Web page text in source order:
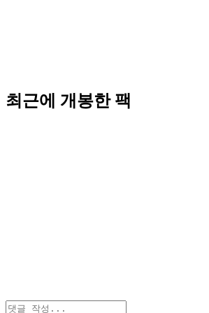
최근에 개봉한 팩